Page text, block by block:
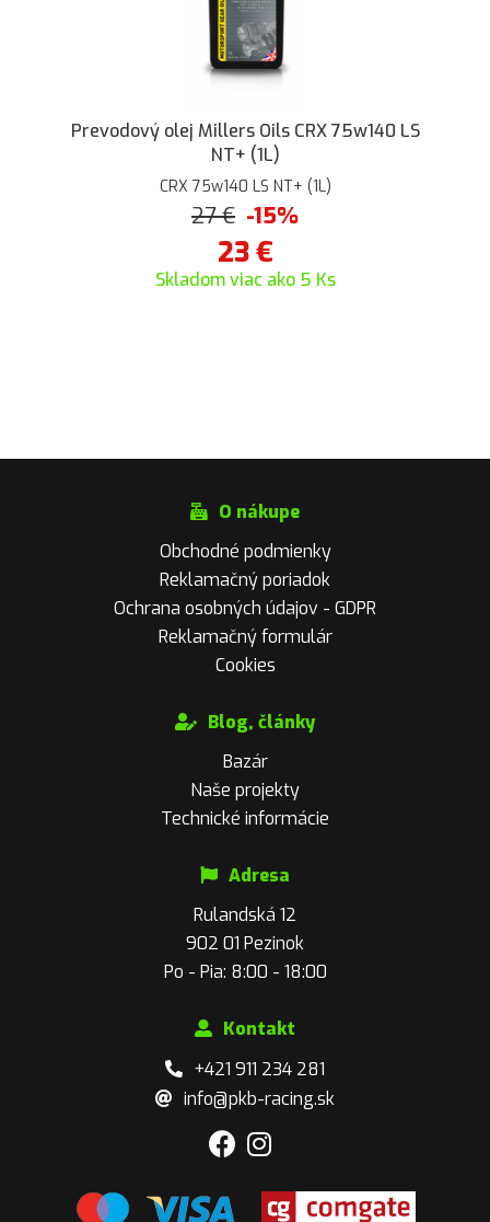
Prevodový olej Millers Oils CRX 75w140 LS
NT+ (1L)
CRX 75w140 LS NT+ (1L)
27€ -15%
23€
Skladom viac ako 5 Ks
O nákupe
Obchodné podmienky
Reklamačný poriadok
Ochrana osobných údajov - GDPR
Reklamačný formulár
Cookies
Blog, články
Bazár
Naše projekty
Technické informácie
Adresa
Rulandská 12
902 01 Pezinok
Po - Pia: 8:00 - 18:00
Kontakt
+421 911 234 281
info@pkb-racing.sk